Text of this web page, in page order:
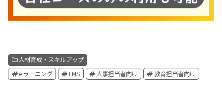
人材育成・スキルアップ
eラーニング
LMS 人事担当者向け 教育担当者向け